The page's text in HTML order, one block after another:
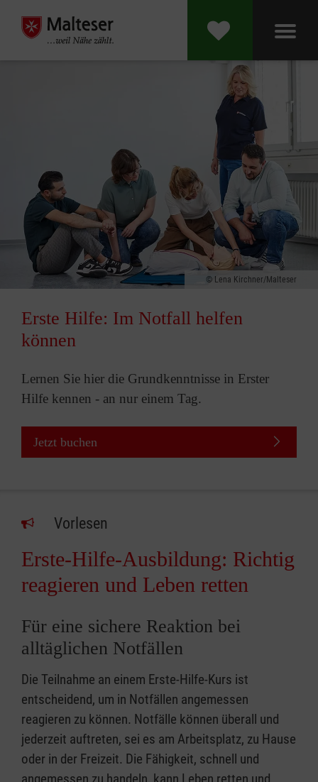
Lena Kirchner/Malteser
Erste Hilfe: Im Notfall helfen
können
Lernen Sie hier die Grundkenntnisse in Erster
Hilfe kennen - an nur einem Tag.
Jetzt buchen
Vorlesen
Erste-Hilfe-Ausbildung: Richtig
reagieren und Leben retten
Für eine sichere Reaktion bei
alltäglichen Notfällen
Die Teilnahme an einem Erste-Hilfe-Kurs ist
entscheidend, um in Notfällen angemessen
reagieren zu können. Notfälle können überall und
jederzeit auftreten, sei es am Arbeitsplatz, zu Hause
oder in der Freizeit. Die Fähigkeit, schnell und